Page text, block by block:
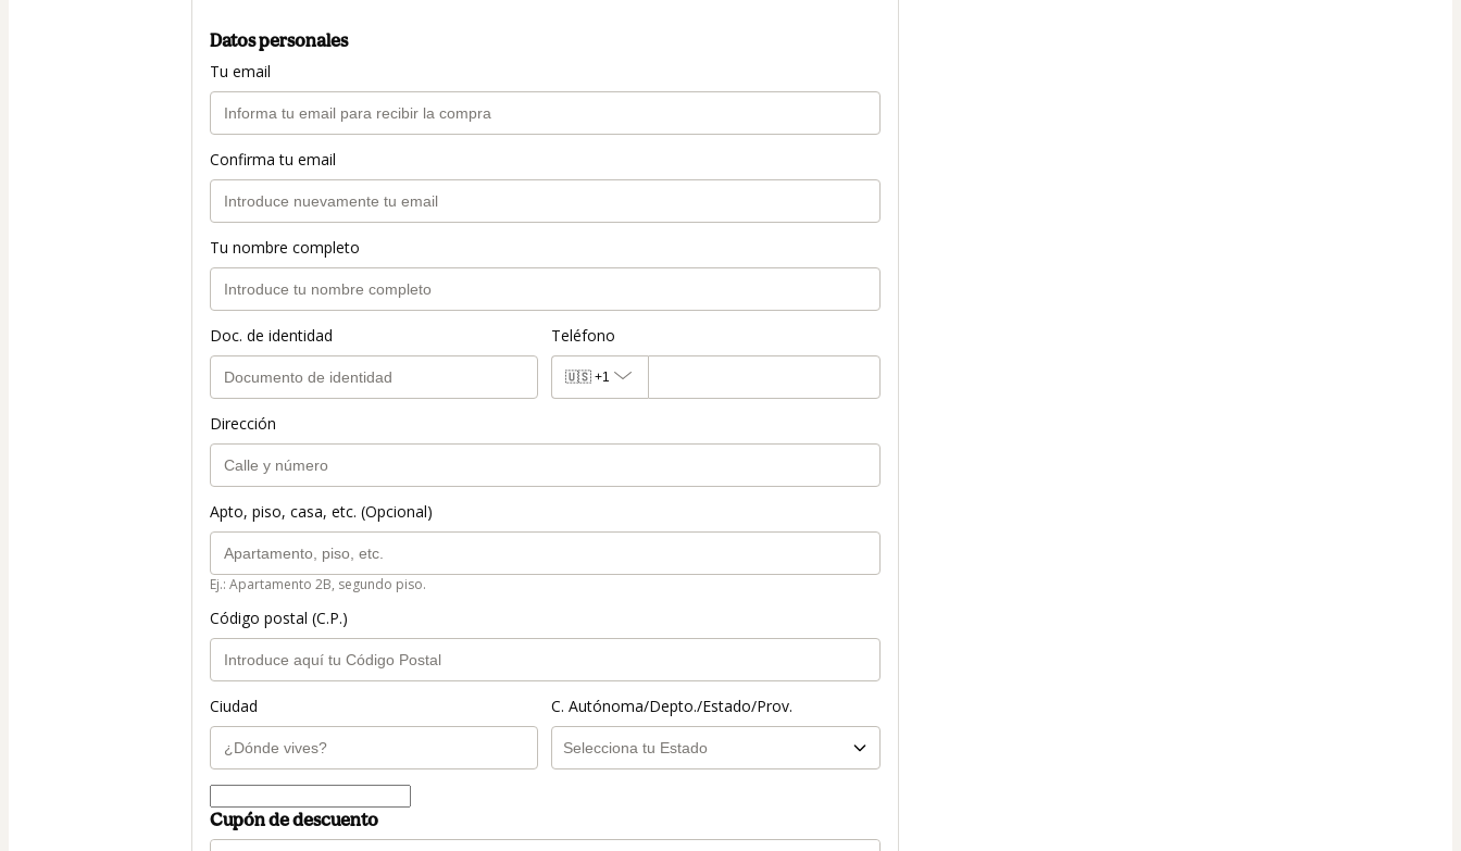
Datos personales
Tu email
Confirma tu email
Tu nombre completo
Doc. de identidad Teléfono
🇺🇸 +1
Dirección
Apto, piso, casa, etc. (Opcional)
Ej.: Apartamento 2B, segundo piso.
Código postal (C.P.)
Ciudad C. Autónoma/Depto./Estado/Prov.
Cupón de descuento